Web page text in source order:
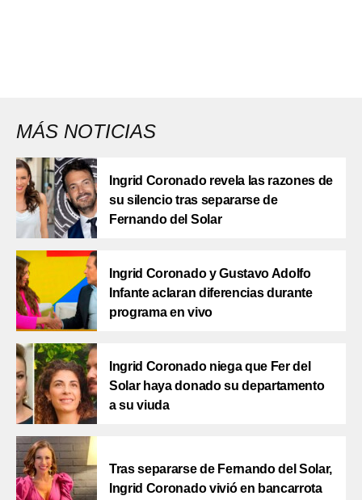
MÁS NOTICIAS
Ingrid Coronado revela las razones de
su silencio tras separarse de
Fernando del Solar
Ingrid Coronado y Gustavo Adolfo
Infante aclaran diferencias durante
programa en vivo
Ingrid Coronado niega que Fer del
Solar haya donado su departamento
a su viuda
Tras separarse de Fernando del Solar,
Ingrid Coronado vivió en bancarrota